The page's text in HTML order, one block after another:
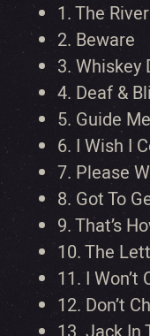
1.The River
2. Beware
3. Whiskey
4. Deaf &
5. Guide
6. I Wish I
7. Please
8. Got To
9.That’s
10.The
11. I Won’t
12. Don’t